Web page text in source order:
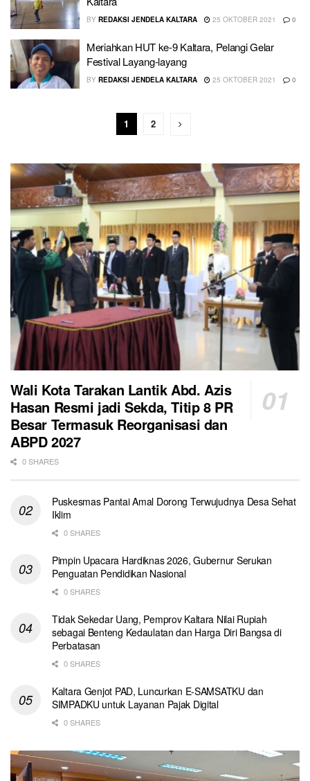
BY REDAKSI JENDELA KALTARA 25 OKTOBER 2021 0
Meriahkan HUT ke-9 Kaltara, Pelangi Gelar
Festival Layang-layang
BY REDAKSI JENDELA KALTARA 25 OKTOBER 2021 0
1 2
Wali Kota Tarakan Lantik Abd. Azis
Hasan Resmi jadi Sekda, Titip 8 PR
Besar Termasuk Reorganisasi dan
ABPD 2027
0 SHARES
Puskesmas Pantai Amal Dorong Terwujudnya Desa Sehat
Iklim
0 SHARES
Pimpin Upacara Hardiknas 2026, Gubernur Serukan
Penguatan Pendidikan Nasional
0 SHARES
Tidak Sekedar Uang, Pemprov Kaltara Nilai Rupiah
sebagai Benteng Kedaulatan dan Harga Diri Bangsa di
Perbatasan
0 SHARES
Kaltara Genjot PAD, Luncurkan E-SAMSATKU dan
SIMPADKU untuk Layanan Pajak Digital
0 SHARES